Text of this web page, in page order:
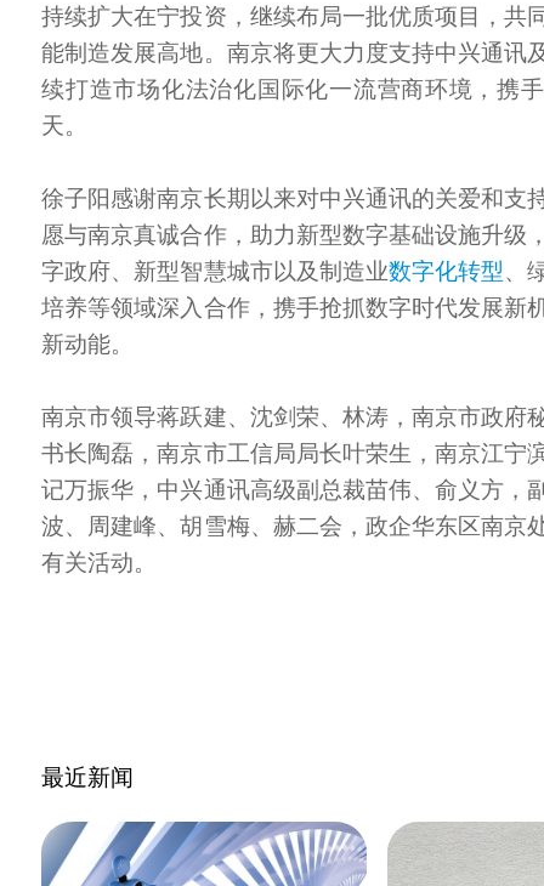
持续扩大在宁投资，继续布局一批优质项目，共
能制造发展高地。南京将更大力度支持中兴通讯
续打造市场化法治化国际化一流营商环境，携
天。
徐子阳感谢南京长期以来对中兴通讯的关爱和支
愿与南京真诚合作，助力新型数字基础设施升级
字政府、新型智慧城市以及制造业数字化转型、
培养等领域深入合作，携手抢抓数字时代发展新
新动能。
南京市领导蒋跃建、沈剑荣、林涛，南京市政府
书长陶磊，南京市工信局局长叶荣生，南京江宁
记万振华，中兴通讯高级副总裁苗伟、俞义方，
波、周建峰、胡雪梅、赫二会，政企华东区南京
有关活动。
最近新闻